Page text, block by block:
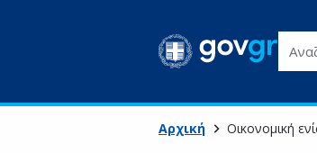
Αρχική Οικονομική